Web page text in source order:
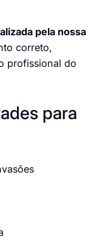
pela nossa
correto,
profissional do
para